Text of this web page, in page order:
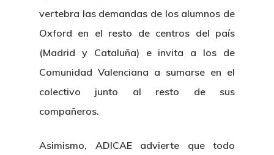
vertebra las demandas de los alumnos de
Oxford en el resto de centros del país
(Madrid y Cataluña) e invita a los de
Comunidad Valenciana a sumarse en el
colectivo junto al resto de sus
compañeros.
Asimismo, ADICAE advierte que todo